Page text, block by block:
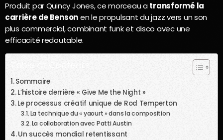
Produit par Quincy Jones, ce morceau atransformé la
carrière de Bensonen le propulsant du jazz vers un son
plus commercial, combinant funk et disco avec une
efficacité redoutable.
Sommaire
L’histoire derrière « Give Me the Night »
Le processus créatif unique de Rod Temperton
La technique du « yaourt » dans la composition
La collaboration avec Patti Austin
Un succès mondial retentissant